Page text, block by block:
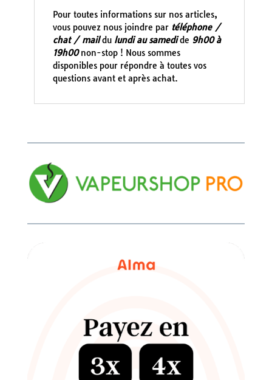
Pour toutes informations sur nos articles,
vous pouvez nous joindre par téléphone /
chat / maildu lundi au samedide 9h00 à
19h00non-stop ! Nous sommes
disponibles pour répondre à toutes vos
questions avant et après achat.